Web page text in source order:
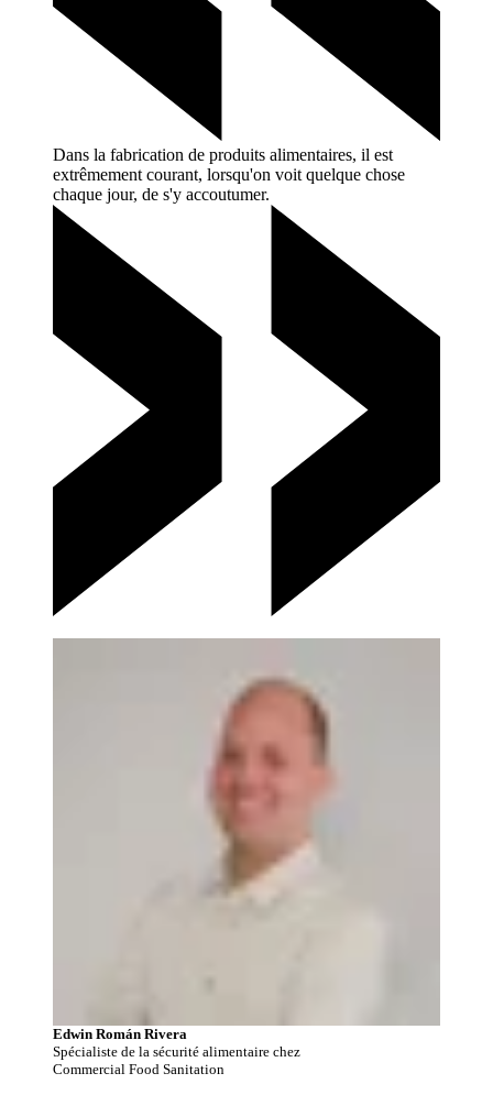
Dans la fabrication de produits alimentaires, il est
extrêmement courant, lorsqu'on voit quelque chose
chaque jour, de s'y accoutumer.
Edwin Román Rivera
Spécialiste de la sécurité alimentaire chez
Commercial Food Sanitation